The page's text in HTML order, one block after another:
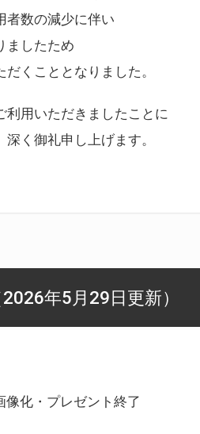
者数の減少に伴い
ましたため
くこととなりました。
用いただきましたことに
く御礼申し上げます。
年5月29日更新）
化・プレゼント終了